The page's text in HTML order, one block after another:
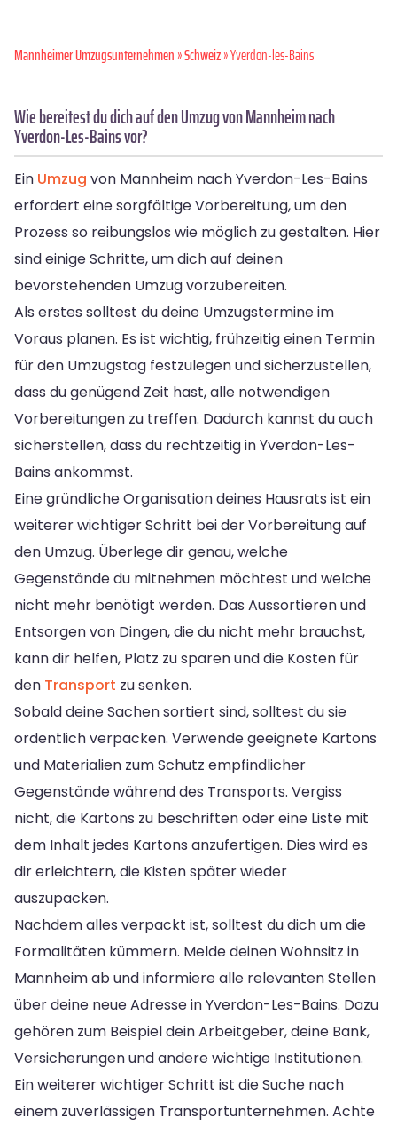
Mannheimer Umzugsunternehmen»Schweiz» Yverdon-les-Bains
Wie bereitest du dich auf den Umzug von Mannheim nach
Yverdon-Les-Bains vor?
Ein Umzug von Mannheim nach Yverdon-Les-Bains
erfordert eine sorgfältige Vorbereitung, um den
Prozess so reibungslos wie möglich zu gestalten. Hier
sind einige Schritte, um dich auf deinen
bevorstehenden Umzug vorzubereiten.
Als erstes solltest du deine Umzugstermine im
Voraus planen. Es ist wichtig, frühzeitig einen Termin
für den Umzugstag festzulegen und sicherzustellen,
dass du genügend Zeit hast, alle notwendigen
Vorbereitungen zu treffen. Dadurch kannst du auch
sicherstellen, dass du rechtzeitig in Yverdon-Les-
Bains ankommst.
Eine gründliche Organisation deines Hausrats ist ein
weiterer wichtiger Schritt bei der Vorbereitung auf
den Umzug. Überlege dir genau, welche
Gegenstände du mitnehmen möchtest und welche
nicht mehr benötigt werden. Das Aussortieren und
Entsorgen von Dingen, die du nicht mehr brauchst,
kann dir helfen, Platz zu sparen und die Kosten für
den Transport zu senken.
Sobald deine Sachen sortiert sind, solltest du sie
ordentlich verpacken. Verwende geeignete Kartons
und Materialien zum Schutz empfindlicher
Gegenstände während des Transports. Vergiss
nicht, die Kartons zu beschriften oder eine Liste mit
dem Inhalt jedes Kartons anzufertigen. Dies wird es
dir erleichtern, die Kisten später wieder
auszupacken.
Nachdem alles verpackt ist, solltest du dich um die
Formalitäten kümmern. Melde deinen Wohnsitz in
Mannheim ab und informiere alle relevanten Stellen
über deine neue Adresse in Yverdon-Les-Bains. Dazu
gehören zum Beispiel dein Arbeitgeber, deine Bank,
Versicherungen und andere wichtige Institutionen.
Ein weiterer wichtiger Schritt ist die Suche nach
einem zuverlässigen Transportunternehmen. Achte